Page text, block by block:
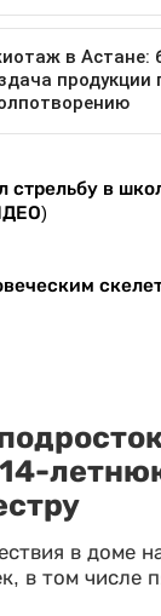
стрельбу в
14-
в доме
в том числе